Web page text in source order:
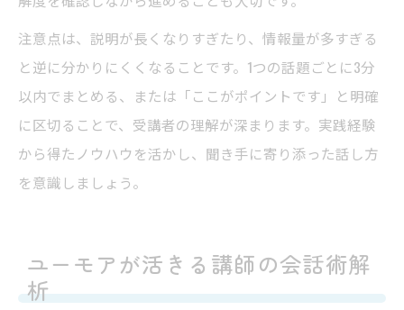
注意点は、説明が長くなりすぎたり、情報量が多すぎる
と逆に分かりにくくなることです。1つの話題ごとに3分
以内でまとめる、または「ここがポイントです」と明確
に区切ることで、受講者の理解が深まります。実践経験
から得たノウハウを活かし、聞き手に寄り添った話し方
を意識しましょう。
ユーモアが活きる講師の会話術解
析